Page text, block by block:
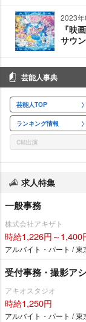
2023
『映
サウ
芸能人事典
芸能人TOP
ランキング情報
CM出演
求人特集
一般事務
株式会社アキザト
時給1,226円～1,400
アルバイト・パート / 東
受付事務・撮影ア
アキオスタジオ
時給1,250円
アルバイト・パート / 東